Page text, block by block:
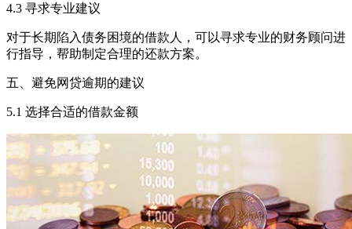
4.3 寻求专业建议
对于长期陷入债务困境的借款人，可以寻求专业的财务顾问进
行指导，帮助制定合理的还款方案。
五、避免网贷逾期的建议
5.1 选择合适的借款金额